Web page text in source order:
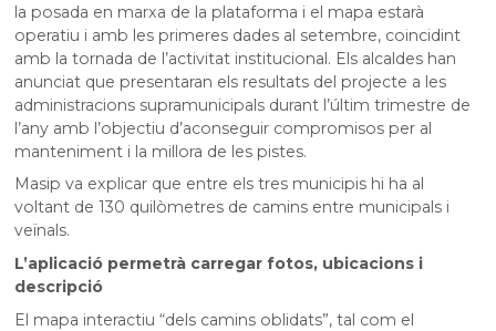
la posada en marxa de la plataforma i el mapa estarà
operatiu i amb les primeres dades al setembre, coincidint
amb la tornada de l’activitat institucional. Els alcaldes han
anunciat que presentaran els resultats del projecte a les
administracions supramunicipals durant l’últim trimestre de
l’any amb l’objectiu d’aconseguir compromisos per al
manteniment i la millora de les pistes.
Masip va explicar que entre els tres municipis hi ha al
voltant de 130 quilòmetres de camins entre municipals i
veïnals.
L’aplicació permetrà carregar fotos, ubicacions i
descripció
El mapa interactiu “dels camins oblidats”, tal com el